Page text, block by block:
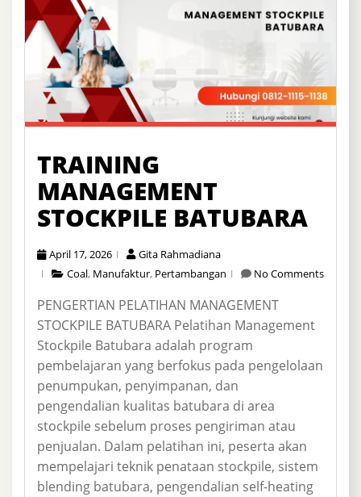
TRAINING
MANAGEMENT
STOCKPILE BATUBARA
April 17, 2026
Gita Rahmadiana
Coal, Manufaktur, Pertambangan No Comments
PENGERTIAN PELATIHAN MANAGEMENT
STOCKPILE BATUBARA Pelatihan Management
Stockpile Batubara adalah program
pembelajaran yang berfokus pada pengelolaan
penumpukan, penyimpanan, dan
pengendalian kualitas batubara di area
stockpile sebelum proses pengiriman atau
penjualan. Dalam pelatihan ini, peserta akan
mempelajari teknik penataan stockpile, sistem
blending batubara, pengendalian self-heating